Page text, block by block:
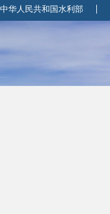
中华人民共和国水利部